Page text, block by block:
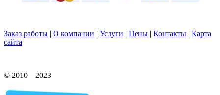
Заказ работы | О компании | Услуги | Цены | Контакты | Карта
сайта
© 2010—2023